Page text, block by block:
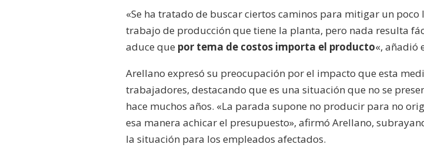
«Se ha tratado de buscar ciertos caminos para mitigar un poco
trabajo de producción que tiene la planta, pero nada resulta
aduce que por tema de costos importa el producto«, añadió
Arellano expresó su preocupación por el impacto que esta
trabajadores, destacando que es una situación que no se
hace muchos años. «La parada supone no producir para no
esa manera achicar el presupuesto», afirmó Arellano,
la situación para los empleados afectados.